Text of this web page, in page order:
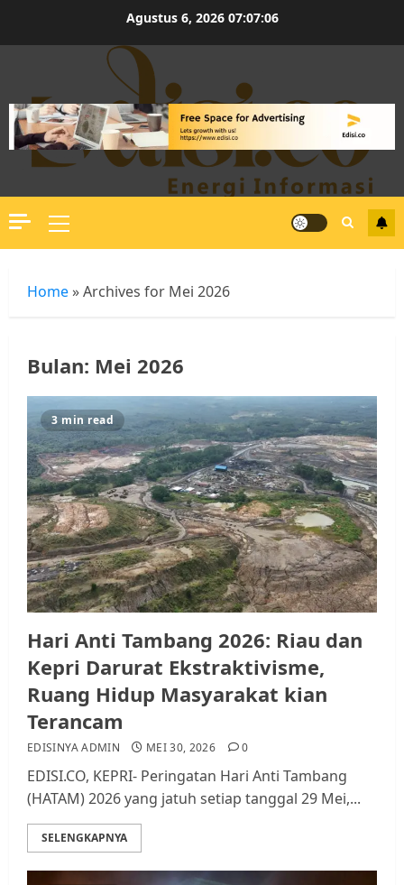
Agustus 6, 2026 07:07:07
Primary
Menu
Home »Archives for Mei 2026
Bulan: Mei 2026
3 min read
Hari Anti Tambang 2026: Riau dan
Kepri Darurat Ekstraktivisme,
Ruang Hidup Masyarakat kian
Terancam
EDISINYA ADMIN MEI 30, 2026 0
EDISI.CO, KEPRI- Peringatan Hari Anti Tambang
(HATAM) 2026 yang jatuh setiap tanggal 29 Mei,...
SELENGKAPNYA